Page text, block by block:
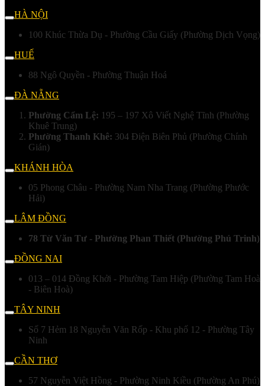
HÀ NỘI
100 Khúc Thừa Dụ - Phường Cầu Giấy (Phường Dịch Vọng)
HUẾ
88 Ngô Quyền - Phường Thuận Hoá
ĐÀ NẴNG
Phường Cẩm Lệ: 195 – 197 Xô Viết Nghệ Tĩnh (Phường
Khuê Trung)
Phường Thanh Khê: 304 Điện Biên Phủ (Phường Chính
Gián)
KHÁNH HÒA
05 Phong Châu - Phường Nam Nha Trang (Phường Phước
Hải)
LÂM ĐỒNG
78 Từ Văn Tư - Phường Phan Thiết (Phường Phú Trinh)
ĐỒNG NAI
013 – 014 Đồng Khởi - Phường Tam Hiệp (Phường Tam Hoà
- Biên Hoà)
TÂY NINH
Số 7 Hẻm 18 Nguyễn Văn Rốp - Khu phố 12 - Phường Tây
Ninh
CẦN THƠ
57 Nguyễn Việt Hồng - Phường Ninh Kiều (Phường An Phú)